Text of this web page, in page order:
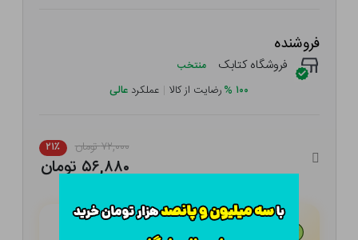
فروشنده
فروشگاه کتابک منتخب
۱۰۰ %رضایت از کالا | عملکرد عالی
۷۲,۰۰۰ تومان ۲۱٪
۵۶,۸۸۰ تومان
هـر قسط با تــرب‌پــی:۱۴,۲۲۰ تومان